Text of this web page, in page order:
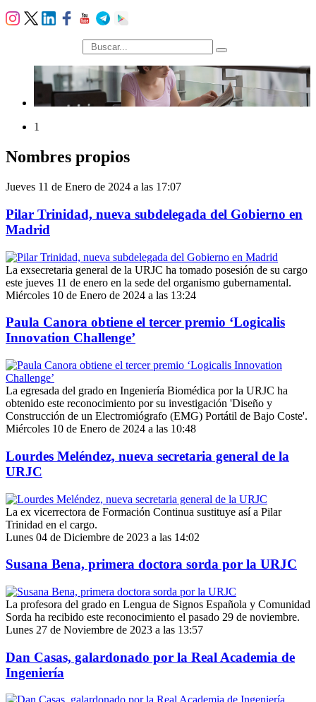
búsqueda
1
Nombres propios
Jueves 11 de Enero de 2024 a las 17:07
Pilar Trinidad, nueva subdelegada del Gobierno en
Madrid
La exsecretaria general de la URJC ha tomado posesión de su cargo
este jueves 11 de enero en la sede del organismo gubernamental.
Miércoles 10 de Enero de 2024 a las 13:24
Paula Canora obtiene el tercer premio ‘Logicalis
Innovation Challenge’
La egresada del grado en Ingeniería Biomédica por la URJC ha
obtenido este reconocimiento por su investigación 'Diseño y
Construcción de un Electromiógrafo (EMG) Portátil de Bajo Coste'.
Miércoles 10 de Enero de 2024 a las 10:48
Lourdes Meléndez, nueva secretaria general de la
URJC
La ex vicerrectora de Formación Continua sustituye así a Pilar
Trinidad en el cargo.
Lunes 04 de Diciembre de 2023 a las 14:02
Susana Bena, primera doctora sorda por la URJC
La profesora del grado en Lengua de Signos Española y Comunidad
Sorda ha recibido este reconocimiento el pasado 29 de noviembre.
Lunes 27 de Noviembre de 2023 a las 13:57
Dan Casas, galardonado por la Real Academia de
Ingeniería